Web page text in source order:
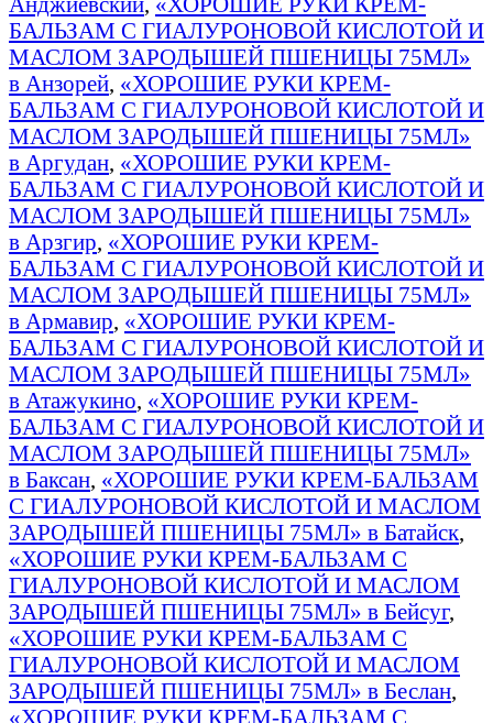
БАЛЬЗАМ С ГИАЛУРОНОВОЙ КИСЛОТОЙ И
МАСЛОМ ЗАРОДЫШЕЙ ПШЕНИЦЫ 75МЛ»
в Анзорей, «ХОРОШИЕ РУКИ КРЕМ-
БАЛЬЗАМ С ГИАЛУРОНОВОЙ КИСЛОТОЙ И
МАСЛОМ ЗАРОДЫШЕЙ ПШЕНИЦЫ 75МЛ»
в Аргудан, «ХОРОШИЕ РУКИ КРЕМ-
БАЛЬЗАМ С ГИАЛУРОНОВОЙ КИСЛОТОЙ И
МАСЛОМ ЗАРОДЫШЕЙ ПШЕНИЦЫ 75МЛ»
в Арзгир, «ХОРОШИЕ РУКИ КРЕМ-
БАЛЬЗАМ С ГИАЛУРОНОВОЙ КИСЛОТОЙ И
МАСЛОМ ЗАРОДЫШЕЙ ПШЕНИЦЫ 75МЛ»
в Армавир, «ХОРОШИЕ РУКИ КРЕМ-
БАЛЬЗАМ С ГИАЛУРОНОВОЙ КИСЛОТОЙ И
МАСЛОМ ЗАРОДЫШЕЙ ПШЕНИЦЫ 75МЛ»
в Атажукино, «ХОРОШИЕ РУКИ КРЕМ-
БАЛЬЗАМ С ГИАЛУРОНОВОЙ КИСЛОТОЙ И
МАСЛОМ ЗАРОДЫШЕЙ ПШЕНИЦЫ 75МЛ»
в Баксан, «ХОРОШИЕ РУКИ КРЕМ-БАЛЬЗАМ
С ГИАЛУРОНОВОЙ КИСЛОТОЙ И МАСЛОМ
ЗАРОДЫШЕЙ ПШЕНИЦЫ 75МЛ» в Батайск,
«ХОРОШИЕ РУКИ КРЕМ-БАЛЬЗАМ С
ГИАЛУРОНОВОЙ КИСЛОТОЙ И МАСЛОМ
ЗАРОДЫШЕЙ ПШЕНИЦЫ 75МЛ» в Бейсуг,
«ХОРОШИЕ РУКИ КРЕМ-БАЛЬЗАМ С
ГИАЛУРОНОВОЙ КИСЛОТОЙ И МАСЛОМ
ЗАРОДЫШЕЙ ПШЕНИЦЫ 75МЛ» в Беслан,
«ХОРОШИЕ РУКИ КРЕМ-БАЛЬЗАМ С